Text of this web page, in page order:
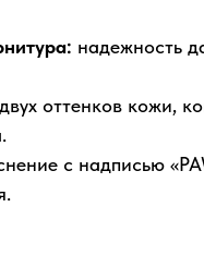
надежность
оттенков кожи,
с надписью